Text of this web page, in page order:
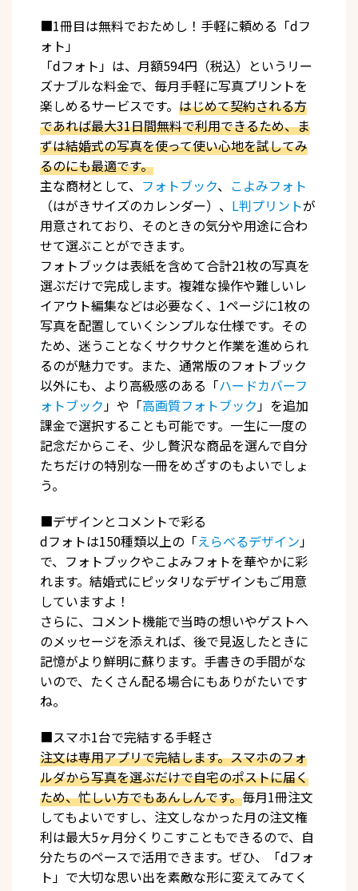
■1冊目は無料でおためし！手軽に頼める「dフ
ォト」
「dフォト」は、月額594円（税込）というリー
ズナブルな料金で、毎月手軽に写真プリントを
楽しめるサービスです。 はじめて契約される方
であれば最大31日間無料で利用できるため、ま
ずは結婚式の写真を使って使い心地を試してみ
るのにも最適です。
主な商材として、 フォトブック、 こよみフォト
（はがきサイズのカレンダー）、 L判プリントが
用意されており、そのときの気分や用途に合わ
せて選ぶことができます。
フォトブックは表紙を含めて合計21枚の写真を
選ぶだけで完成します。複雑な操作や難しいレ
イアウト編集などは必要なく、1ページに1枚の
写真を配置していくシンプルな仕様です。その
ため、迷うことなくサクサクと作業を進められ
るのが魅力です。また、通常版のフォトブック
以外にも、より高級感のある「ハードカバーフ
ォトブック 」や「高画質フォトブック 」を追加
課金で選択することも可能です。一生に一度の
記念だからこそ、少し贅沢な商品を選んで自分
たちだけの特別な一冊をめざすのもよいでしょ
う。
■デザインとコメントで彩る
dフォトは150種類以上の「えらべるデザイン 」
で、フォトブックやこよみフォトを華やかに彩
れます。結婚式にピッタリなデザインもご用意
していますよ！
さらに、コメント機能で当時の想いやゲストへ
のメッセージを添えれば、後で見返したときに
記憶がより鮮明に蘇ります。手書きの手間がな
いので、たくさん配る場合にもありがたいです
ね。
■スマホ1台で完結する手軽さ
注文は専用アプリで完結します。スマホのフォ
ルダから写真を選ぶだけで自宅のポストに届く
ため、忙しい方でもあんしんです。毎月1冊注文
してもよいですし、注文しなかった月の注文権
利は最大5ヶ月分くりこすこともできるので、自
分たちのペースで活用できます。ぜひ、「dフォ
ト」で大切な思い出を素敵な形に変えてみてく